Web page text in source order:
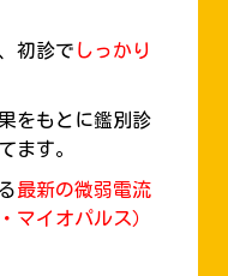
初診で しっかり
をもとに鑑別診
ます。
最新の微弱電流
マイオパルス）